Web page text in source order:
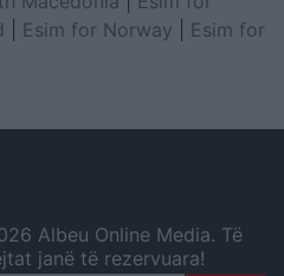
Esim for Norway
Esim for
Albeu Online Media. Të
janë të rezervuara!